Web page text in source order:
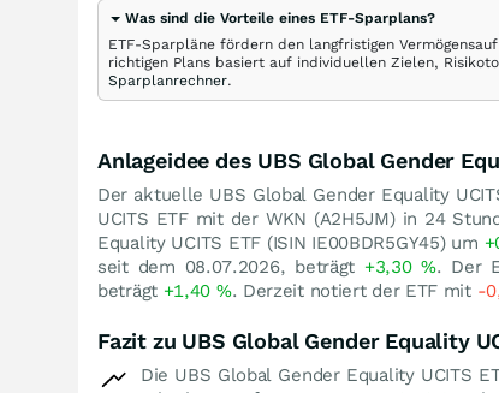
Was sind die Vorteile eines ETF-Sparplans?
ETF-Sparpläne fördern den langfristigen
richtigen Plans basiert auf individuellen Zielen,
Sparplanrechner.
Anlageidee des UBS Global Gender
Der aktuelle UBS Global Gender Equality
UCITS ETF mit der WKN (A2H5JM) in 24
Equality UCITS ETF (ISIN IE00BDR5GY45) um
seit dem 08.07.2026, beträgt +3,30%. Der
beträgt +1,40 %. Derzeit notiert der ETF mit -
Fazit zu UBS Global Gender Equality
Die UBS Global Gender Equality UCITS